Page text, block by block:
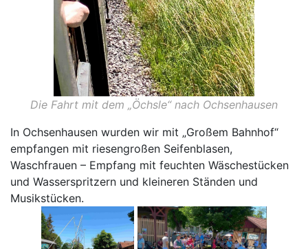
Die Fahrt mit dem „Öchsle“ nach Ochsenhausen
In Ochsenhausen wurden wir mit „Großem Bahnhof“
empfangen mit riesengroßen Seifenblasen,
Waschfrauen – Empfang mit feuchten Wäschestücken
und Wasserspritzern und kleineren Ständen und
Musikstücken.